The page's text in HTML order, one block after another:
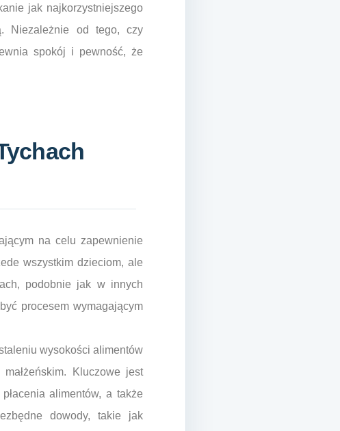
jak najkorzystniejszego
Niezależnie od tego, czy
spokój i pewność, że
na celu zapewnienie
wszystkim dzieciom, ale
podobnie jak w innych
procesem wymagającym
wysokości alimentów
Kluczowe jest
alimentów, a także
dowody, takie jak